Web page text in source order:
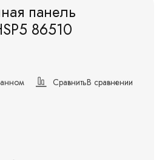
панель
86510
СравнитьВ сравнении